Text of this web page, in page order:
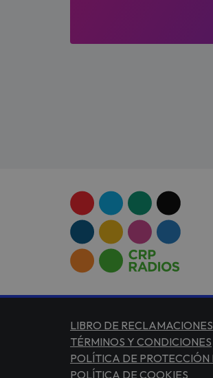
LIBRO DE RECLAMACIONES
TÉRMINOS Y CONDICIONES
POLÍTICA DE PROTECCIÓN
POLÍTICA DE COOKIES